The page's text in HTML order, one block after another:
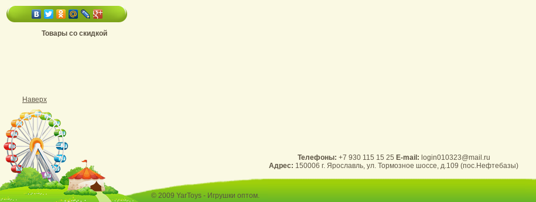
Товары со скидкой
Телефоны: +7 930 115 15 25 E-mail: login010323@mail.ru
Адрес: 150006 г. Ярославль, ул. Тормозное шоссе, д.109 (пос.Нефтебазы)
Наверх
© 2009 YarToys - Игрушки оптом.